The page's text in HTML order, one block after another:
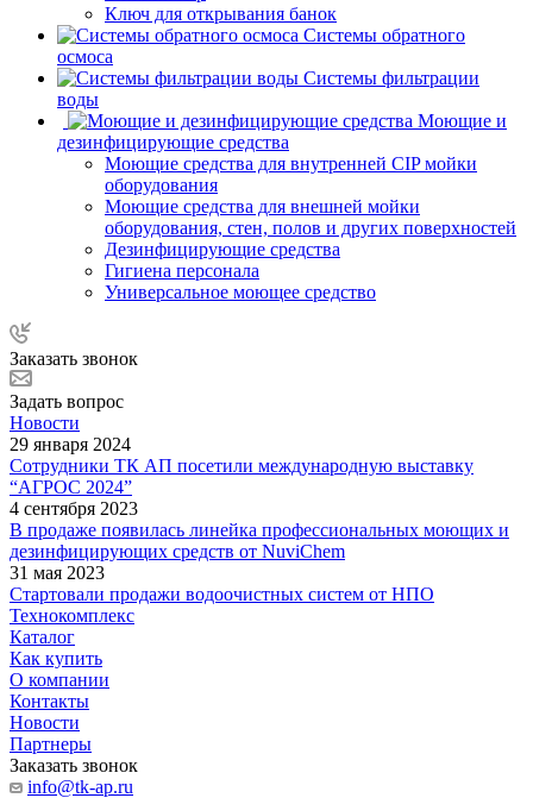
Ключ для открывания банок
Системы обратного
осмоса
Системы фильтрации
воды
Моющие и
дезинфицирующие средства
Моющие средства для внутренней CIP мойки
оборудования
Моющие средства для внешней мойки
оборудования, стен, полов и других поверхностей
Дезинфицирующие средства
Гигиена персонала
Универсальное моющее средство
Заказать звонок
Задать вопрос
Новости
29 января 2024
Сотрудники ТК АП посетили международную выставку
“АГРОС 2024”
4 сентября 2023
В продаже появилась линейка профессиональных моющих и
дезинфицирующих средств от NuviChem
31 мая 2023
Стартовали продажи водоочистных систем от НПО
Технокомплекс
Каталог
Как купить
О компании
Контакты
Новости
Партнеры
Заказать звонок
info@tk-ap.ru